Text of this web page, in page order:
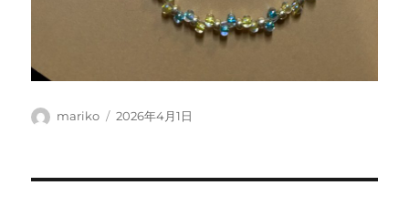
投
mariko
投
2026年4月1日